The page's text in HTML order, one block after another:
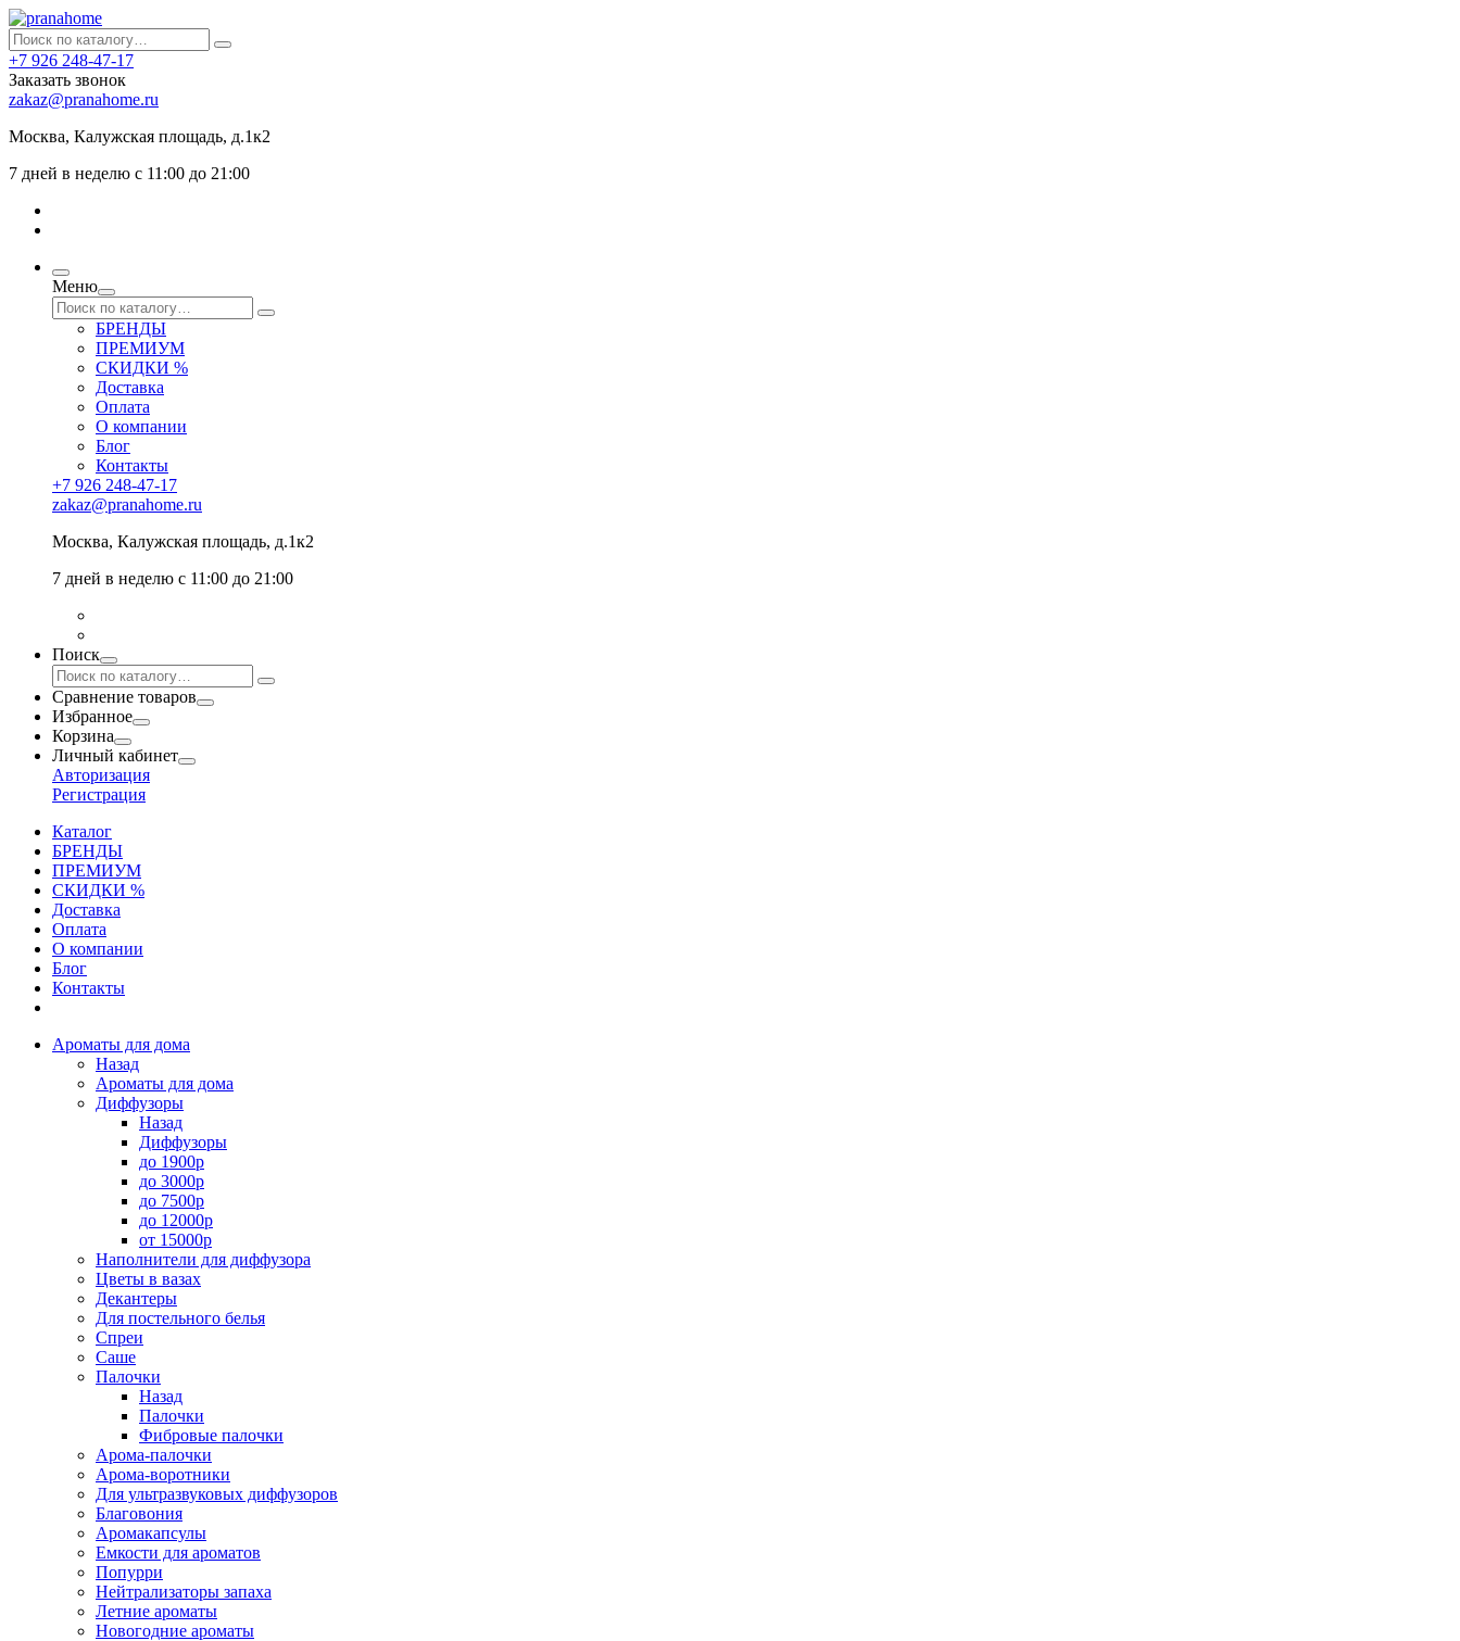
+7 926 248-47-17
Заказать звонок
zakaz@pranahome.ru
Москва, Калужская площадь, д.1к2
7 дней в неделю с 11:00 до 21:00
Меню
БРЕНДЫ
ПРЕМИУМ
СКИДКИ %
Доставка
Оплата
О компании
Блог
Контакты
+7 926 248-47-17
zakaz@pranahome.ru
Москва, Калужская площадь, д.1к2
7 дней в неделю с 11:00 до 21:00
Поиск
Сравнение товаров
Избранное
Корзина
Личный кабинет
Авторизация
Регистрация
Каталог
БРЕНДЫ
ПРЕМИУМ
СКИДКИ %
Доставка
Оплата
О компании
Блог
Контакты
Ароматы для дома
Назад
Ароматы для дома
Диффузоры
Назад
Диффузоры
до 1900р
до 3000р
до 7500р
до 12000р
от 15000р
Наполнители для диффузора
Цветы в вазах
Декантеры
Для постельного белья
Спреи
Саше
Палочки
Назад
Палочки
Фибровые палочки
Арома-палочки
Арома-воротники
Для ультразвуковых диффузоров
Благовония
Аромакапсулы
Емкости для ароматов
Попурри
Нейтрализаторы запаха
Летние ароматы
Новогодние ароматы